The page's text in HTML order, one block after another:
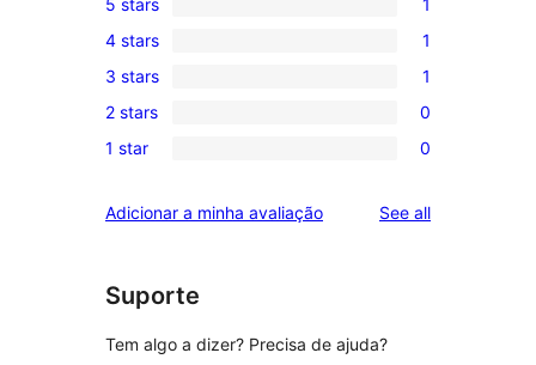
1
5-
star
review
1
4-
star
review
4 stars 1
1
3-
star
3 stars 1
0
2-
reviews
2 stars 0
0
star
1 star 0
Adicionar a minha avaliação See allreviews
Suporte
Tem algo a dizer? Precisa de ajuda?